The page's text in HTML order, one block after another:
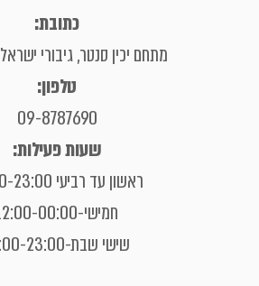
כתובת:
מתחם יכין סנטר, גיבורי ישראל 17, נתניה
טלפון:
09-8787690
שעות פעילות:
ראשון עד רביעי 12:00-23:00
חמישי-12:00-00:00
שישי שבת-12:00-23:00